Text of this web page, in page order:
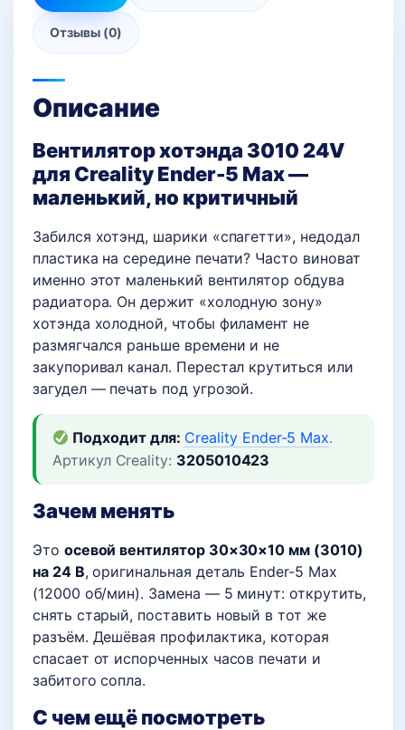
Отзывы (0)
Описание
Вентилятор хотэнда 3010 24V
для Creality Ender-5 Max —
маленький, но критичный
Забился хотэнд, шарики «спагетти», недодал
пластика на середине печати? Часто виноват
именно этот маленький вентилятор обдува
радиатора. Он держит «холодную зону»
хотэнда холодной, чтобы филамент не
размягчался раньше времени и не
закупоривал канал. Перестал крутиться или
загудел — печать под угрозой.
Подходит для: Creality Ender-5 Max.
Артикул Creality: 3205010423
Зачем менять
Это осевой вентилятор 30×30×10 мм (3010)
на 24 В, оригинальная деталь Ender-5 Max
(12000 об/мин). Замена — 5 минут: открутить,
снять старый, поставить новый в тот же
разъём. Дешёвая профилактика, которая
спасает от испорченных часов печати и
забитого сопла.
С чем ещё посмотреть